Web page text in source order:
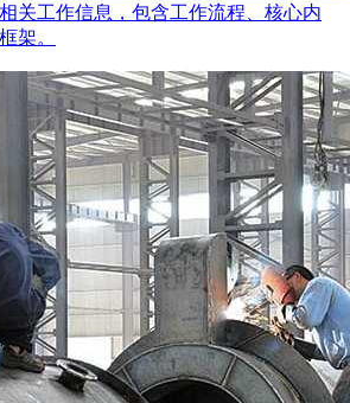
关工作信息，包含工作流程、核心内
架。